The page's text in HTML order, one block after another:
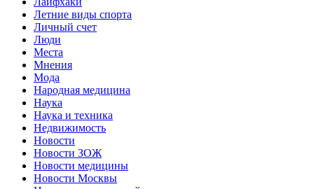
Летние виды спорта
Личный счет
Люди
Места
Мнения
Мода
Народная медицина
Наука
Наука и техника
Недвижимость
Новости
Новости ЗОЖ
Новости медицины
Новости Москвы